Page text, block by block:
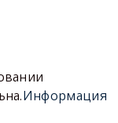
Информация